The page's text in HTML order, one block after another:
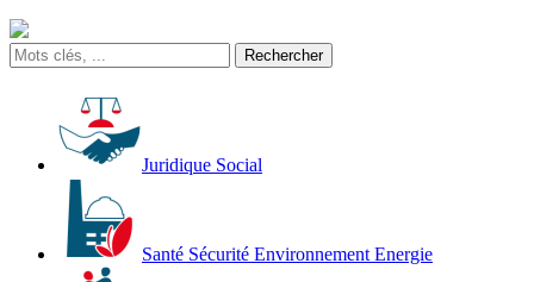
Juridique Social
Santé Sécurité Environnement Energie